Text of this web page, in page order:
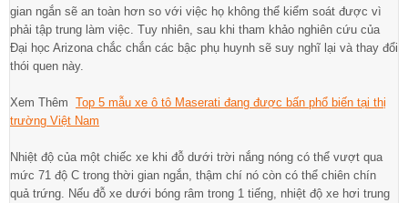
gian ngắn sẽ an toàn hơn so với việc họ không thể kiểm soát được vì
phải tập trung làm việc. Tuy nhiên, sau khi tham khảo nghiên cứu của
Đại học Arizona chắc chắn các bậc phụ huynh sẽ suy nghĩ lại và thay đổi
thói quen này.
Xem Thêm Top 5 mẫu xe ô tô Maserati đang được bấn phổ biến tại thị
trường Việt Nam
Nhiệt độ của một chiếc xe khi đỗ dưới trời nắng nóng có thể vượt qua
mức 71 độ C trong thời gian ngắn, thậm chí nó còn có thể chiên chín
quả trứng. Nếu đỗ xe dưới bóng râm trong 1 tiếng, nhiệt độ xe hơi trung